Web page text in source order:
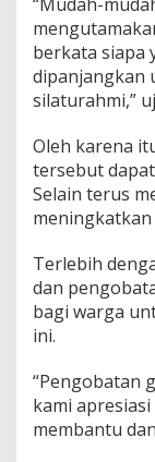
berkata siapa
dipanjangkan
silaturahmi,”
Oleh karena
tersebut
Selain terus
Terlebih
dan
bagi warga
ini.
“Pengobatan
kami
membantu